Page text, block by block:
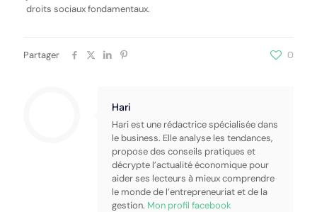
droits sociaux fondamentaux.
Partager 0
Hari
Hari est une rédactrice spécialisée dans
le business. Elle analyse les tendances,
propose des conseils pratiques et
décrypte l’actualité économique pour
aider ses lecteurs à mieux comprendre
le monde de l’entrepreneuriat et de la
gestion. Mon profil facebook